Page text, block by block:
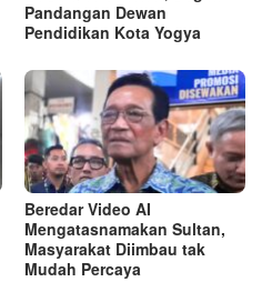
Pandangan Dewan
Pendidikan Kota Yogya
Beredar Video AI
Mengatasnamakan Sultan,
Masyarakat Diimbau tak
Mudah Percaya